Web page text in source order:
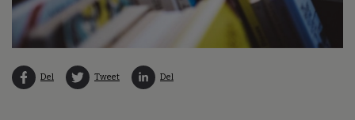
Del Tweet Del